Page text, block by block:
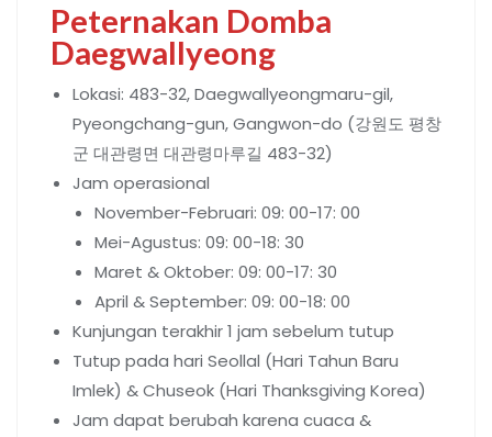
Peternakan Domba
Daegwallyeong
Lokasi: 483-32, Daegwallyeongmaru-gil,
Pyeongchang-gun, Gangwon-do (강원도 평창
군 대관령면 대관령마루길 483-32)
Jam operasional
November-Februari: 09: 00-17: 00
Mei-Agustus: 09: 00-18: 30
Maret & Oktober: 09: 00-17: 30
April & September: 09: 00-18: 00
Kunjungan terakhir 1 jam sebelum tutup
Tutup pada hari Seollal (Hari Tahun Baru
Imlek) & Chuseok (Hari Thanksgiving Korea)
Jam dapat berubah karena cuaca &